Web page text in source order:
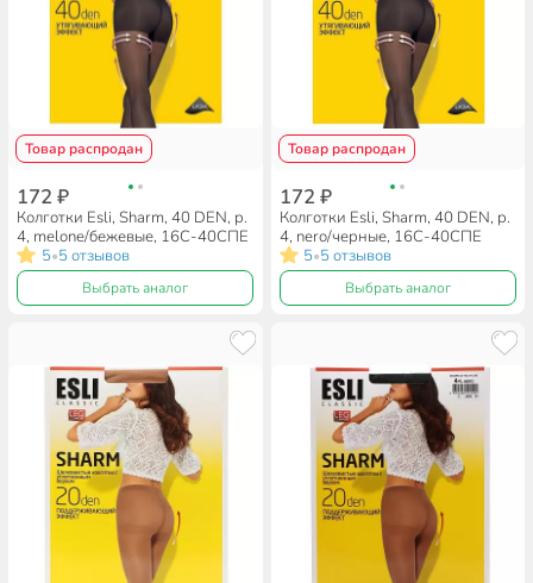
Товар распродан
172 ₽
Колготки Esli, Sharm, 40 DEN, р.
4, melone/бежевые, 16С-40СПЕ
5•5 отзывов
Выбрать аналог
Товар распродан
172 ₽
Колготки Esli, Sharm, 40 DEN, р.
4, nero/черные, 16С-40СПЕ
5•5 отзывов
Выбрать аналог